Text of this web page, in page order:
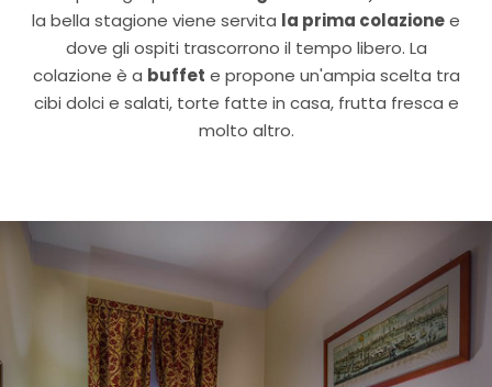
la bella stagione viene servita la prima colazionee
dove gli ospiti trascorrono il tempo libero. La
colazione è a buffet e propone un'ampia scelta tra
cibi dolci e salati, torte fatte in casa, frutta fresca e
molto altro.